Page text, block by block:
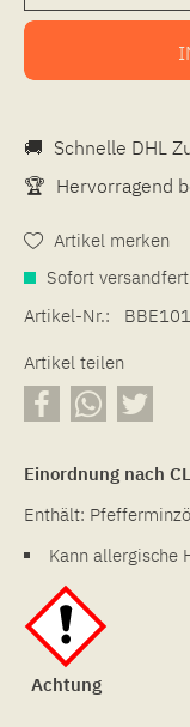
🚚 Schnelle DHL
🏆 Hervorragend
Artikel merken
Sofort
Artikel-Nr.:
Artikel teilen
Einordnung nach
Enthält:
Kann allergische
Achtung